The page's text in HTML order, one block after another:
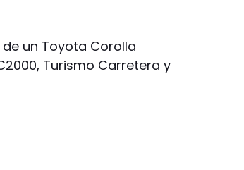
de un Toyota Corolla
Turismo Carretera y